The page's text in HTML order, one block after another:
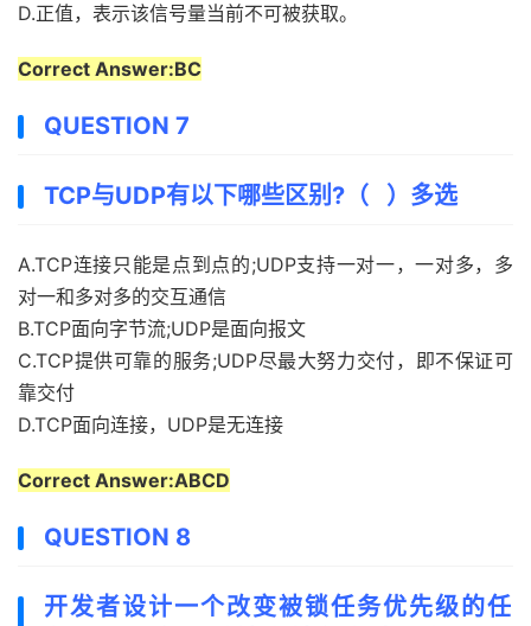
D.正值，表示该信号量当前不可被获取。
Correct Answer:BC
QUESTION 7
TCP与UDP有以下哪些区别?（ ）多选
A.TCP连接只能是点到点的;UDP支持一对一，一对多，多
对一和多对多的交互通信
B.TCP面向字节流;UDP是面向报文
C.TCP提供可靠的服务;UDP尽最大努力交付，即不保证可
靠交付
D.TCP面向连接，UDP是无连接
Correct Answer:ABCD
QUESTION 8
开发者设计一个改变被锁任务优先级的任